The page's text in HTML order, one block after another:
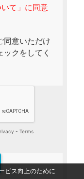
ビス向上のために